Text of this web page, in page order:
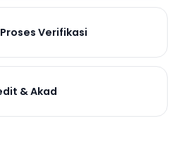
Verifikasi
& Akad